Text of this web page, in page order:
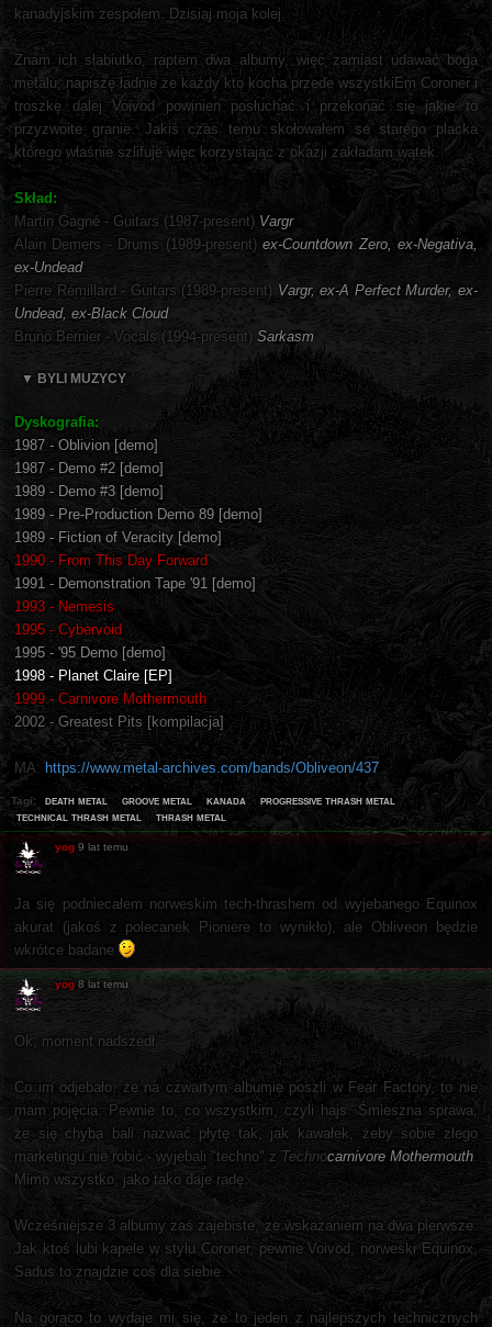
kanadyjskim zespołem. Dzisiaj moja kolej.
Znam ich słabiutko, raptem dwa albumy, więc zamiast udawać boga
metalu, napiszę ładnie że każdy kto kocha przede wszystkiEm Coroner i
troszkę dalej Voivod powinien posłuchać i przekonać się jakie to
przyzwoite granie. Jakiś czas temu skołowałem se starego placka
którego właśnie szlifuje więc korzystając z okazji zakładam wątek.
Skład:
Martin Gagné - Guitars (1987-present) Vargr
Alain Demers - Drums (1989-present)ex-Countdown Zero, ex-Negativa,
ex-Undead
Pierre Rémillard - Guitars (1989-present) Vargr, ex-A Perfect Murder, ex-
Undead, ex-Black Cloud
Bruno Bernier - Vocals (1994-present) Sarkasm
▼ BYLI MUZYCY
Dyskografia:
1987 - Oblivion [demo]
1987 - Demo #2 [demo]
1989 - Demo #3 [demo]
1989 - Pre-Production Demo 89 [demo]
1989 - Fiction of Veracity [demo]
1990 - From This Day Forward
1991 - Demonstration Tape '91 [demo]
1993 - Nemesis
1995 - Cybervoid
1995 - '95 Demo [demo]
1998 - Planet Claire [EP]
1999 - Carnivore Mothermouth
2002 - Greatest Pits [kompilacja]
MA: https://www.metal-archives.com/bands/Obliveon/437
Tagi: death metal groove metal kanada
progressive thrash metal
technical thrash metal
thrash metal
yog 9 lat temu
Ja się podniecałem norweskim tech-thrashem od wyjebanego Equinox
akurat (jakoś z polecanek Pioniere to wynikło), ale Obliveon będzie
wkrótce badane
yog 8 lat temu
Ok, moment nadszedł.
Co im odjebało, że na czwartym albumie poszli w Fear Factory, to nie
mam pojęcia. Pewnie to, co wszystkim, czyli hajs. Śmieszna sprawa,
że się chyba bali nazwać płytę tak, jak kawałek, żeby sobie złego
marketingu nie robić - wyjebali "techno" z Technocarnivore Mothermouth
Mimo wszystko, jako tako daje radę.
Wcześniejsze 3 albumy zaś zajebiste, ze wskazaniem na dwa pierwsze.
Jak ktoś lubi kapele w stylu Coroner, pewnie Voivod, norweski Equinox,
Sadus to znajdzie coś dla siebie.
Na gorąco to wydaje mi się, że to jeden z najlepszych technicznych